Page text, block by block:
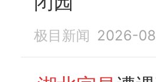
极目新闻 2026-